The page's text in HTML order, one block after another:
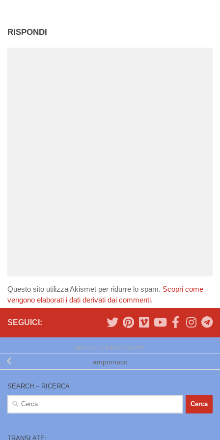
RISPONDI
Questo sito utilizza Akismet per ridurre lo spam. Scopri come
vengono elaborati i dati derivati dai commenti.
SEGUICI:
ARTICOLO PRECEDENTE
ampmnaco
SEARCH – RICERCA
Ricerca
TRANSLATE: